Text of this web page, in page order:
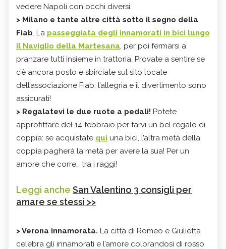
vedere Napoli con occhi diversi.
> Milano e tante altre città sotto il segno della
Fiab. La passeggiata degli innamorati in bici lungo
il Naviglio della Martesana, per poi fermarsi a
pranzare tutti insieme in trattoria. Provate a sentire se
c’è ancora posto e sbirciate sul sito locale
dell’associazione Fiab: l’allegria e il divertimento sono
assicurati!
> Regalatevi le due ruote a pedali! Potete
approfittare del 14 febbraio per farvi un bel regalo di
coppia: se acquistate qui una bici, l’altra metà della
coppia pagherà la metà per avere la sua! Per un
amore che corre… tra i raggi!
Leggi anche San Valentino 3 consigli per
amare se stessi >>
>Verona innamorata. La città di Romeo e Giulietta
celebra gli innamorati e l’amore colorandosi di rosso